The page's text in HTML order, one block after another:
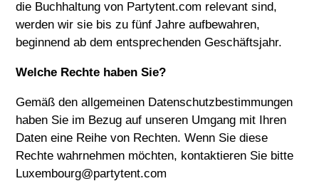
die Buchhaltung von Partytent.com relevant sind,
werden wir sie bis zu fünf Jahre aufbewahren,
beginnend ab dem entsprechenden Geschäftsjahr.
Welche Rechte haben Sie?
Gemäß den allgemeinen Datenschutzbestimmungen
haben Sie im Bezug auf unseren Umgang mit Ihren
Daten eine Reihe von Rechten. Wenn Sie diese
Rechte wahrnehmen möchten, kontaktieren Sie bitte
Luxembourg@partytent.com